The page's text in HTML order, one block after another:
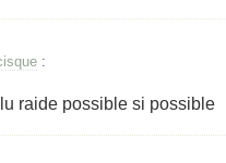
:
raide possible si possible